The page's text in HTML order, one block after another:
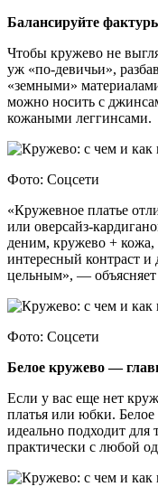
Балансируйте
Чтобы кружево не
уж «по-девичьи»,
«земными»
можно носить с
кожаными леггинсами.
Фото: Соцсети
«Кружевное платье
или оверсайз-
деним, кружево + кожа,
интересный контраст и
цельным», — объясняет
Фото: Соцсети
Белое кружево —
Если у вас еще нет
платья или юбки.
идеально подходит для
практически с любой